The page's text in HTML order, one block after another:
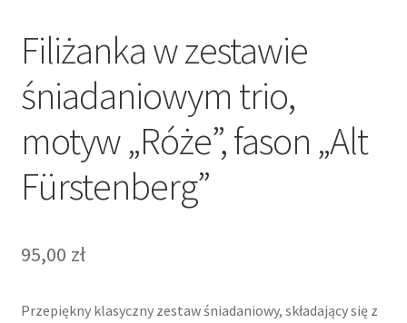
Filiżanka w zestawie
śniadaniowym trio,
motyw „Róże”, fason „Alt
Fürstenberg”
95,00 zł
Przepiękny klasyczny zestaw śniadaniowy, składający się z